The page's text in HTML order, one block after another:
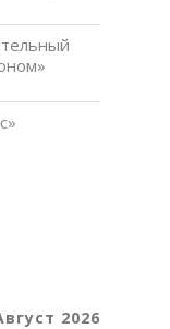
2026